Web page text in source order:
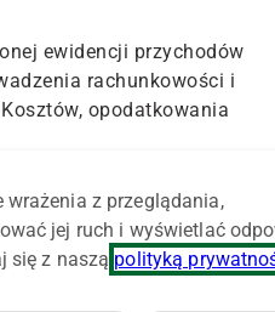
ewidencji przychodów
rachunkowości i
opodatkowania
do Narodowego
wrażenia z przeglądania,
jej ruch i wyświetlać
się z naszą polityką